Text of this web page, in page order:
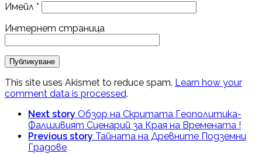
Имейл *
Интернет страница
This site uses Akismet to reduce spam. Learn how your
comment data is processed.
Next story Обзор на Скритата Геополитика-
Фалшивият Сценарий за Края на Времената !
Previous story Тайната на Древните Подземни
Градове